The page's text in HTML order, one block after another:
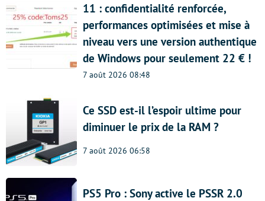
11 : confidentialité renforcée,
performances optimisées et mise à
niveau vers une version authentique
de Windows pour seulement 22 € !
7 août 2026 08:48
Ce SSD est-il l’espoir ultime pour
diminuer le prix de la RAM ?
7 août 2026 06:58
PS5 Pro : Sony active le PSSR 2.0